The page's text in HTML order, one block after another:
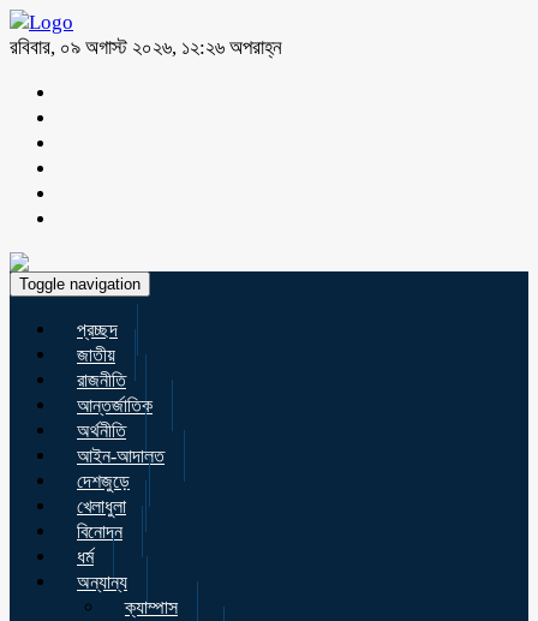
রবিবার, ০৯ অগাস্ট ২০২৬, ১২:২৬ অপরাহ্ন
Toggle navigation
প্রচ্ছদ
জাতীয়
রাজনীতি
আন্তর্জাতিক
অর্থনীতি
আইন-আদালত
দেশজুড়ে
খেলাধুলা
বিনোদন
ধর্ম
অন্যান্য
ক্যাম্পাস